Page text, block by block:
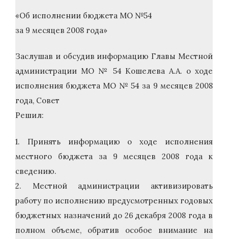
«Об исполнении бюджета МО №54
за 9 месяцев 2008 года»
Заслушав и обсудив информацию Главы Местной
администрации МО № 54 Кошелева А.А. о ходе
исполнения бюджета МО № 54 за 9 месяцев 2008
года, Совет
Решил:
1. Принять информацию о ходе исполнения
местного бюджета за 9 месяцев 2008 года к
сведению.
2. Местной администрации активизировать
работу по исполнению предусмотренных годовых
бюджетных назначений до 26 декабря 2008 года в
полном объеме, обратив особое внимание на